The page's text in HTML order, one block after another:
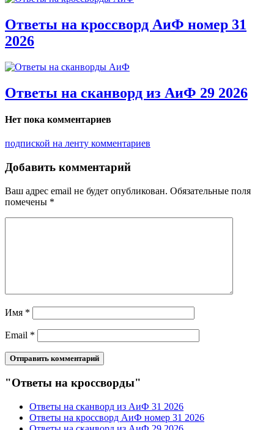
Ответы на кроссворд АиФ номер 31
2026
Ответы на сканворд из АиФ 29 2026
Нет пока комментариев
подпиской на ленту комментариев
Добавить комментарий
Ваш адрес email не будет опубликован. Обязательные поля
помечены *
Имя *
Email *
"Ответы на кроссворды"
Ответы на сканворд из АиФ 31 2026
Ответы на кроссворд АиФ номер 31 2026